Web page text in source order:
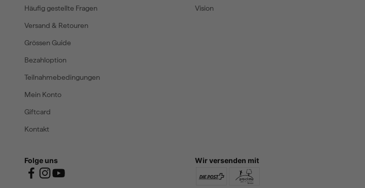
Häufig gestellte Fragen
Versand & Retouren
Grössen Guide
Bezahloption
Teilnahmebedingungen
Mein Konto
Giftcard
Kontakt
Vision
Folge uns Wir versenden mit